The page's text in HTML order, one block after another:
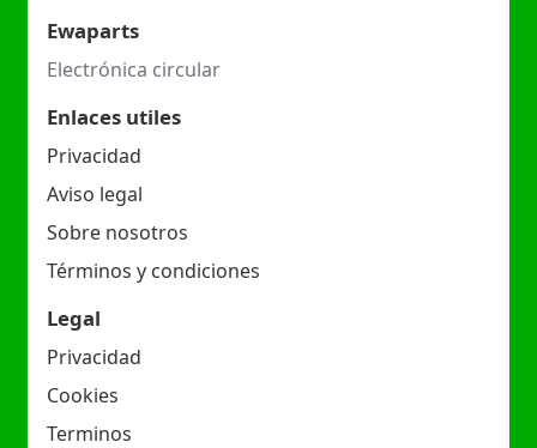
Ewaparts
Electrónica circular
Enlaces utiles
Privacidad
Aviso legal
Sobre nosotros
Términos y condiciones
Legal
Privacidad
Cookies
Terminos